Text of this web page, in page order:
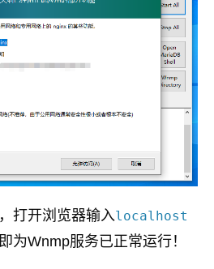
打开浏览器输入localhost
为Wnmp服务已正常运行！